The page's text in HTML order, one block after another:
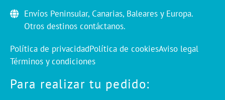
Envíos Peninsular, Canarias, Baleares y Europa.
Otros destinos contáctanos.
Política de privacidadPolítica de cookiesAviso legal
Términos y condiciones
Para realizar tu pedido: